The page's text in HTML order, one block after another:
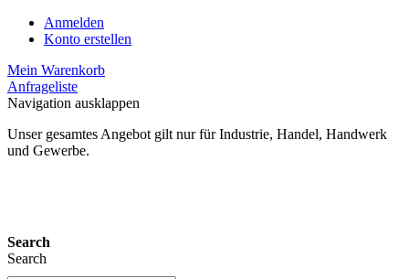
Anmelden
Konto erstellen
Mein Warenkorb
Anfrageliste
Navigation ausklappen
Unser gesamtes Angebot gilt nur für Industrie, Handel, Handwerk
und Gewerbe.
Search
Search